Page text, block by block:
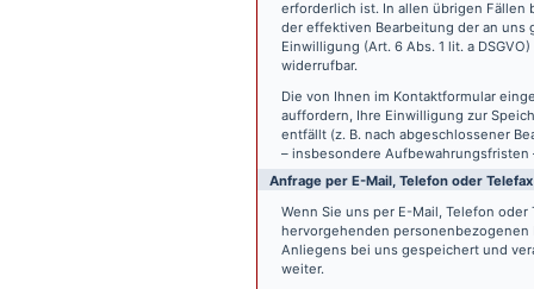
erforderlich ist. In allen übrigen Fällen
der effektiven Bearbeitung der an uns
Einwilligung (Art. 6 Abs. 1 lit. a
widerrufbar.
Die von Ihnen im Kontaktformular
auffordern, Ihre Einwilligung zur
entfällt (z. B. nach abgeschlossener
– insbesondere
Anfrage per E-Mail, Telefon oder Telefax
Wenn Sie uns per E-Mail, Telefon
hervorgehenden personenbezogenen
Anliegens bei uns gespeichert und
weiter.